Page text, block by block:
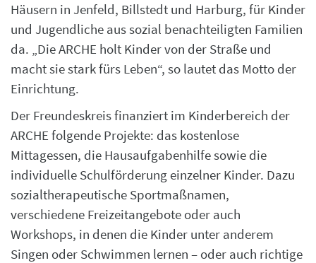
Häusern in Jenfeld, Billstedt und Harburg, für Kinder
und Jugendliche aus sozial benachteiligten Familien
da. „Die ARCHE holt Kinder von der Straße und
macht sie stark fürs Leben“, so lautet das Motto der
Einrichtung.
Der Freundeskreis finanziert im Kinderbereich der
ARCHE folgende Projekte: das kostenlose
Mittagessen, die Hausaufgabenhilfe sowie die
individuelle Schulförderung einzelner Kinder. Dazu
sozialtherapeutische Sportmaßnamen,
verschiedene Freizeitangebote oder auch
Workshops, in denen die Kinder unter anderem
Singen oder Schwimmen lernen – oder auch richtige